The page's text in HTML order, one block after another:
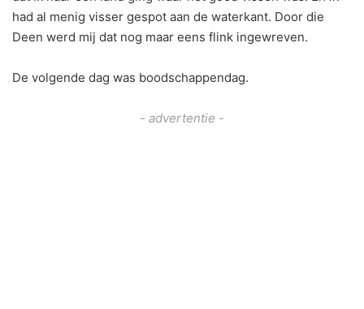
had al menig visser gespot aan de waterkant. Door die
Deen werd mij dat nog maar eens flink ingewreven.
De volgende dag was boodschappendag.
- advertentie -